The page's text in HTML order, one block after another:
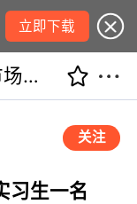
立即下载
巴黎环亚旅游招聘市场营销实习生一名
关注
习生一名